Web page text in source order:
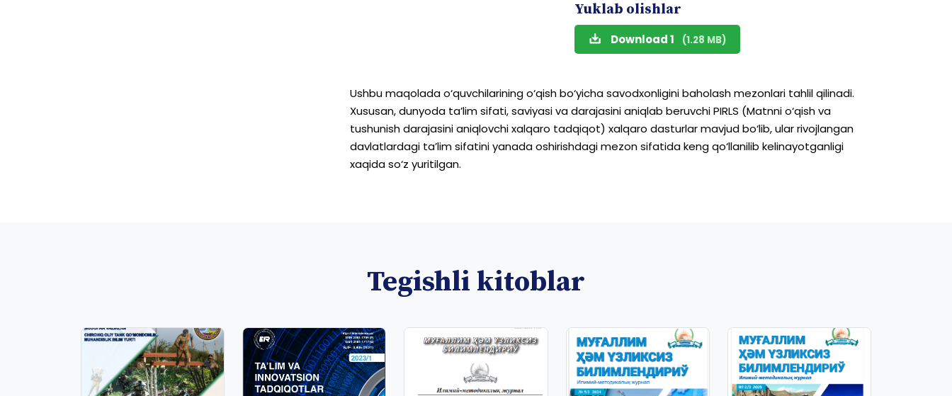
Yuklab olishlar
Download 1 (1.28 MB)
Ushbumaqoladao‘quvchilariningo‘qishbo‘yichasavodxonliginibaholashmezonlari tahlilqilinadi.
Xususan,dunyoda ta’limsifati,saviyasivadarajasinianiqlab beruvchiPIRLS (Matnnio‘qishva
tushunishdarajasinianiqlovchixalqaro tadqiqot) xalqaro dasturlarmavjudbo‘lib,ularrivojlangan
davlatlardagi ta’limsifatiniyanadaoshirishdagimezonsifatidakengqo‘llanilib kelinayotganligi
xaqidaso‘z yuritilgan.
Tegishli kitoblar